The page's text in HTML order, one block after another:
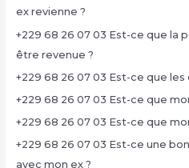
ex revienne ?
+229 68 26 07 03 Est-ce que la
être revenue ?
+229 68 26 07 03 Est-ce que
+229 68 26 07 03 Est-ce que
+229 68 26 07 03 Est-ce que
+229 68 26 07 03 Est-ce une
avec mon ex ?